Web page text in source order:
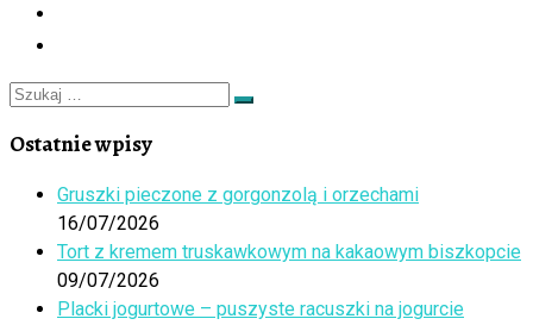
Szukaj
Szukaj
Ostatnie wpisy
Gruszki pieczone z gorgonzolą i orzechami
16/07/2026
Tort z kremem truskawkowym na kakaowym biszkopcie
09/07/2026
Placki jogurtowe – puszyste racuszki na jogurcie